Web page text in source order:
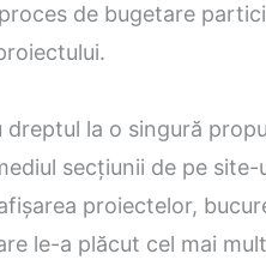
de bugetare
la o singură
secţiunii de pe
proiectelor,
le-a plăcut cel mai